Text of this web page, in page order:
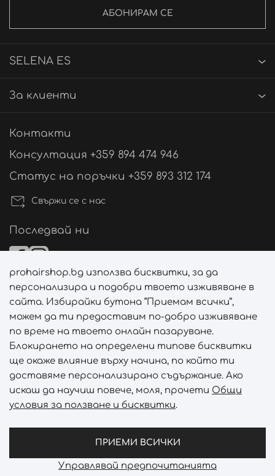
АБОНИРАМ СЕ
SELENA ES
За клиенти
Контакти
Консултация +359 894 474 946
Статус на поръчки +359 893 312 174
Свържи се с нас
Последвай ни
Начини на плащане
Начини на доставка
Отключи ексклузивни отстъпки и лимитирани
Prohair Shop © 2026 - Всички права запазени
prohairshop.bg използва бисквитки, за да
персонализира и подобри твоето изживяване в
сайта. Избирайки бутона “Приемам всички”,
можем да ти предоставим по-добро изживяване
по време на твоето онлайн пазаруване.
Блокирането на определени типове бисквитки
ще окаже влияние върху начина, по който ти
доставяме персонализирано съдържание. Ако
искаш да научиш повече, моля, прочети Общи
условия за ползване и бисквитки.
ПРИЕМИ ВСИЧКИ
Управлявай предпочитанията